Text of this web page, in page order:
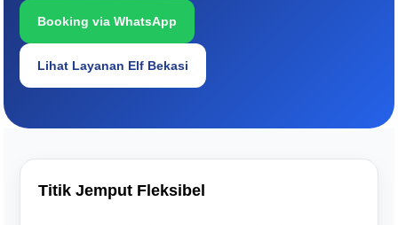
Booking via WhatsApp
Lihat Layanan Elf Bekasi
Titik Jemput Fleksibel